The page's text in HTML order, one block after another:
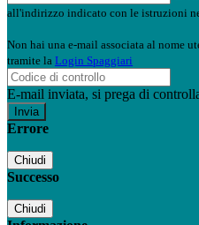
all'indirizzo indicato con le istruzioni
Non hai una e-mail associata al nome
tramite la Login Spaggiari
E-mail inviata, si prega di
Errore
Chiudi
Successo
Chiudi